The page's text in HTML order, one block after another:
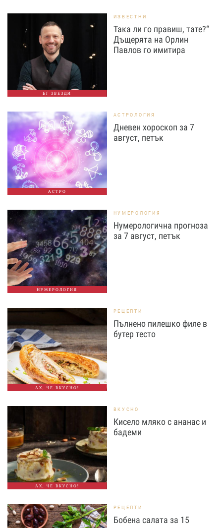
БГ ЗВЕЗДИ
ИЗВЕСТНИ
Така ли го правиш, тате?“
Дъщерята на Орлин
Павлов го имитира
АСТРО
АСТРОЛОГИЯ
Дневен хороскоп за 7
август, петък
НУМЕРОЛОГИЯ
НУМЕРОЛОГИЯ
Нумерологична прогноза
за 7 август, петък
АХ, ЧЕ ВКУСНО!
РЕЦЕПТИ
Пълнено пилешко филе в
бутер тесто
АХ, ЧЕ ВКУСНО!
ВКУСНО
Кисело мляко с ананас и
бадеми
РЕЦЕПТИ
Бобена салата за 15